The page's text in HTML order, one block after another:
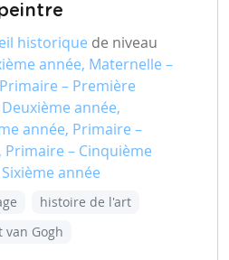
historique de niveau
année, Maternelle –
– Première
année,
année, Primaire –
– Cinquième
année
histoire de l'art
van Gogh